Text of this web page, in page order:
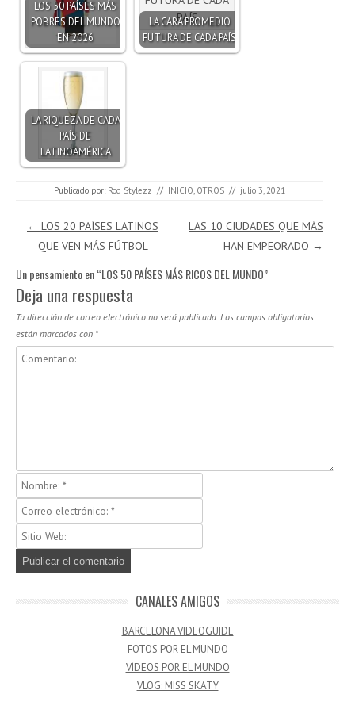
LOS 50 PAÍSES MÁS
POBRES DEL MUNDO
EN 2026
LA CARA PROMEDIO
FUTURA DE CADA PAÍS
LA RIQUEZA DE CADA
PAÍS DE
LATINOAMÉRICA
Publicado por: Rod Stylezz // INICIO OTROS // julio 3, 2021
Navegación de entradas
← LOS 20 PAÍSES LATINOS
QUE VEN MÁS FÚTBOL
LAS 10 CIUDADES QUE MÁS
HAN EMPEORADO →
Un pensamiento en “LOS 50 PAÍSES MÁS RICOS DEL MUNDO”
Deja una respuesta
Tu dirección de correo electrónico no será publicada. Los campos obligatorios
están marcados con *
CANALES AMIGOS
BARCELONA VIDEOGUIDE
FOTOS POR EL MUNDO
VÍDEOS POR EL MUNDO
VLOG: MISS SKATY